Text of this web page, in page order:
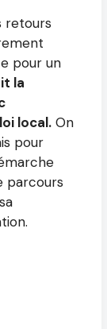
retours
pour un
la
local. On
pour
parcours